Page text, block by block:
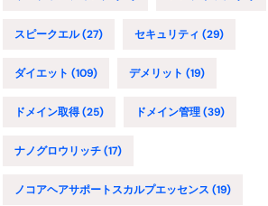
スピークエル(27) セキュリティ (29)
ダイエット (109) デメリット (19)
ドメイン取得(25) ドメイン管理(39)
ナノグロウリッチ(17)
ノコアヘアサポートスカルプエッセンス (19)